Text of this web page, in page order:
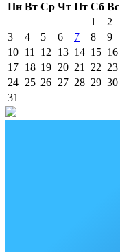
Пн Вт Ср Чт Пт Сб Вс
1
2
3
4 5 6 7 8
9
10 11 12 13 14 15 16
17 18 19 20 21 22 23
24 25 26 27 28 29 30
31